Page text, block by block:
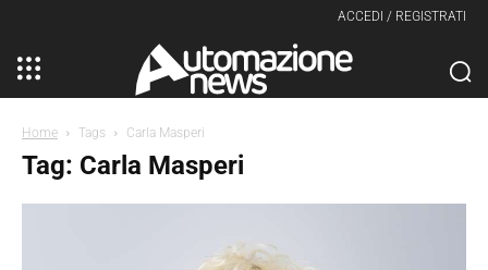
ACCEDI / REGISTRATI
Home Tags Carla Masperi
Tag: Carla Masperi